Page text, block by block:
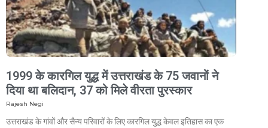
1999 के कारगिल युद्ध में उत्तराखंड के 75 जवानों ने
दिया था बलिदान, 37 को मिले वीरता पुरस्कार
Rajesh Negi
उत्तराखंड के गांवों और सैन्य परिवारों के लिए कारगिल युद्ध केवल इतिहास का एक